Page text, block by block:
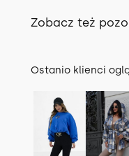
Zobacz też
Ostanio klienci